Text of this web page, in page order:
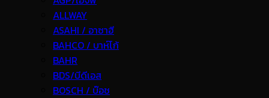
ALLWAY
ASAHI / อาซาฮี
BAHCO / บาห์โก้
BAHR
BDS/บีดีเอส
BOSCH / บ๊อช